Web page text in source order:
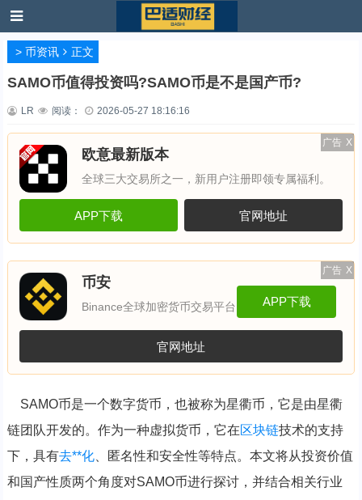
> 币资讯 正文
SAMO币值得投资吗?SAMO币是不是国产币?
LR 阅读： 2026-05-27 18:16:16
广告 X
欧意最新版本
全球三大交易所之一，新用户注册即领专属福利。
APP下载 官网地址
广告 X
币安
Binance全球加密货币交易平台 APP下载
官网地址
SAMO币是一个数字货币，也被称为星衢币，它是由星衢
链团队开发的。作为一种虚拟货币，它在区块链技术的支持
下，具有去**化、匿名性和安全性等特点。本文将从投资价值
和国产性质两个角度对SAMO币进行探讨，并结合相关行业